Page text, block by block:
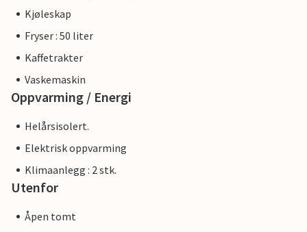
Kjøleskap
Fryser : 50 liter
Kaffetrakter
Vaskemaskin
Oppvarming / Energi
Helårsisolert.
Elektrisk oppvarming
Klimaanlegg : 2 stk.
Utenfor
Åpen tomt